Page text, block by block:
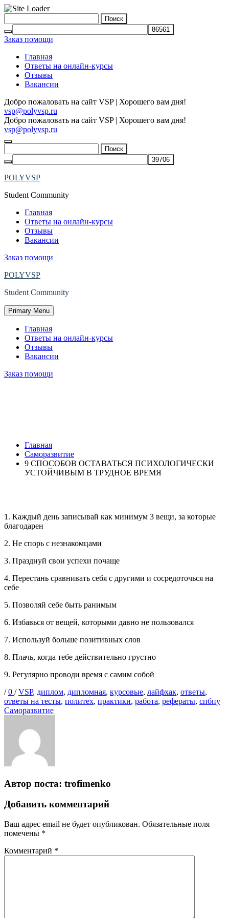
to
content
Заказ помощи
Главная
Ответы на онлайн-курсы
Отзывы
Вакансии
Добро пожаловать на сайт VSP | Хорошего вам дня!
vsp@polyvsp.ru
Добро пожаловать на сайт VSP | Хорошего вам дня!
vsp@polyvsp.ru
POLYVSP
Student Community
Главная
Ответы на онлайн-курсы
Отзывы
Вакансии
Заказ помощи
POLYVSP
Student Community
Primary Menu
Главная
Ответы на онлайн-курсы
Отзывы
Вакансии
Заказ помощи
Главная
Саморазвитие
9 СПОСОБОВ ОСТАВАТЬСЯ ПСИХОЛОГИЧЕСКИ
УСТОЙЧИВЫМ В ТРУДНОЕ ВРЕМЯ
1. Каждый день записывай как минимум 3 вещи, за которые
благодарен
2. Не спорь с незнакомцами
3. Празднуй свои успехи почаще
4. Перестань сравнивать себя с другими и сосредоточься на
себе
5. Позволяй себе быть ранимым
6. Избавься от вещей, которыми давно не пользовался
7. Используй больше позитивных слов
8. Плачь, когда тебе действительно грустно
9. Регулярно проводи время с самим собой
Опубликовано
/ 0 / Теги
VSP, диплом, дипломная, курсовые, лайфхак, ответы,
ответы на тесты, политех, практики, работа, рефераты, спбпу
Саморазвитие
Автор поста: trofimenko
Добавить комментарий
Ваш адрес email не будет опубликован. Обязательные поля
помечены *
Комментарий *